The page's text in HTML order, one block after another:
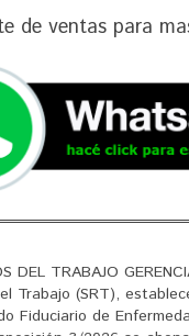
de ventas para
DEL TRABAJO
Trabajo (SRT),
de